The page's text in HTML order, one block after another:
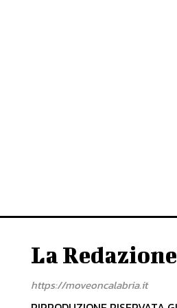
La Redazione
https://moveoncalabria.it